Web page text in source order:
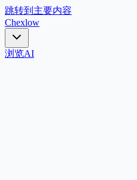
跳转到主要内容
Chexlow
浏览AI